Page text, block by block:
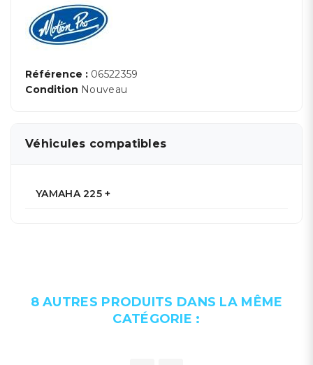
Référence : 06522359
Condition Nouveau
Véhicules compatibles
YAMAHA 225 +
8 AUTRES PRODUITS DANS LA MÊME
CATÉGORIE :